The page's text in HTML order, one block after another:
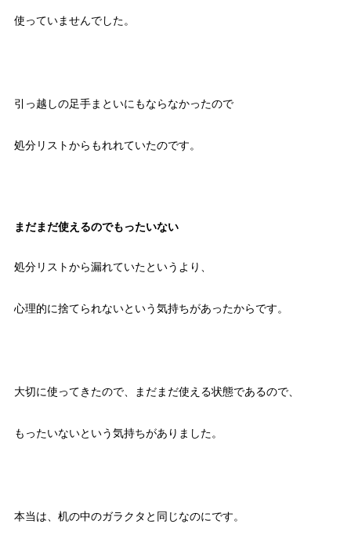
使っていませんでした。
引っ越しの足手まといにもならなかったので
処分リストからもれれていたのです。
まだまだ使えるのでもったいない
処分リストから漏れていたというより、
心理的に捨てられないという気持ちがあったからです。
大切に使ってきたので、まだまだ使える状態であるので、
もったいないという気持ちがありました。
本当は、机の中のガラクタと同じなのにです。